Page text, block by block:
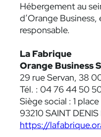
Hébergement au
d’Orange
responsable.
La Fabrique
Orange Business
29 rue Servan, 38
Tél. : 04 76 44 50
Siège social : 1
93210 SAINT
https://